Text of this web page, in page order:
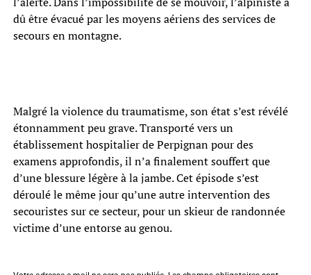
dû être évacué par les moyens aériens des services de
secours en montagne.
Malgré la violence du traumatisme, son état s’est révélé
étonnamment peu grave. Transporté vers un
établissement hospitalier de Perpignan pour des
examens approfondis, il n’a finalement souffert que
d’une blessure légère à la jambe. Cet épisode s’est
déroulé le même jour qu’une autre intervention des
secouristes sur ce secteur, pour un skieur de randonnée
victime d’une entorse au genou.